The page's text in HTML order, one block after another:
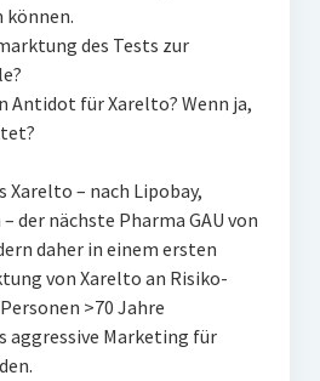
des Tests zur
Antidot für Xarelto? Wenn ja,
Xarelto – nach Lipobay,
der nächste Pharma GAU von
daher in einem ersten
von Xarelto an Risiko-
>70 Jahre
aggressive Marketing für